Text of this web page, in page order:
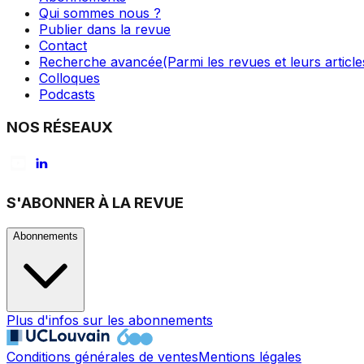
Qui sommes nous ?
Publier dans la revue
Contact
Recherche avancée(Parmi les revues et leurs
Colloques
Podcasts
NOS RÉSEAUX
S'ABONNER À LA REVUE
Abonnements
Plus d'infos sur les abonnements
Conditions générales de ventesMentions légales